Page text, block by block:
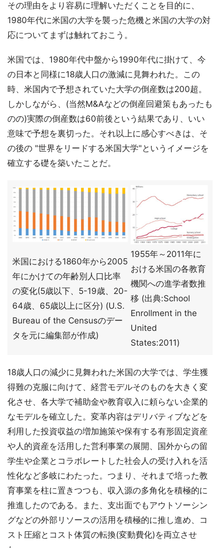
その理由をより容易に理解いただくことを目的に、
1980年代に米国の大学を襲った危機と米国の大学の対
応についてまずは触れておこう。
米国では、1980年代中盤から1990年代に掛けて、今
の日本と同様に18歳人口の激減に見舞われた。この
時、米国内で予想されていた大学の倒産数は200超。
しかしながら、(当然M&Aなどの倒産回避策もあったも
のの)実際の倒産数は60前後という結果であり、いい
意味で予想を裏切った。それ以上に感心すべきは、そ
の後の "世界をリードする米国大学"というイメージを
確立する礎を築いたことだ。
米国における1860年から2005
年にかけての年齢別人口比率
の変化(5歳以下、5-19歳、20-
64歳、65歳以上に区分) (U.S.
Bureau of the Censusのデー
タを元に編集部が作成)
1955年～2011年に
おける米国の各教育
機関への進学者数推
移 (出典:School
Enrollment in the
United
States:2011)
18歳人口の減少に見舞われた米国の大学では、学生獲
得難の克服に向けて、経営モデルそのものを大きく変
化させ、各大学で補助金や教育収入に頼らない企業的
なモデルを確立した。変革内容はデリバティブなどを
利用した投資収益の増加施策や保有する有形固定資産
や人的資産を活用した営利事業の展開、国外からの留
学生や企業とコラボレートした社会人の受け入れを活
性化など多岐にわたった。つまり、それまで培った教
育事業を柱に置きつつも、収入源の多角化を積極的に
推進したのである。また、支出面でもアウトソーシン
グなどの外部リソースの活用を積極的に推し進め、コ
スト圧縮とコスト体質の転換(変動費化)を両立させ